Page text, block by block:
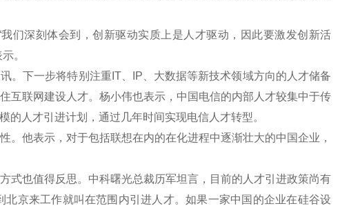
深刻体会到，创新驱动实质上是人才驱动，因此要激发创新活
。
下一步将特别注重IT、IP、大数据等新技术领域方向的人才储备
互联网建设人才。杨小伟也表示，中国电信的内部人才较集中于传
人才引进计划，通过几年时间实现电信人才转型。
他表示，对于包括联想在内的在化进程中逐渐壮大的中国企业，
也值得反思。中科曙光总裁历军坦言，目前的人才引进政策尚有
京来工作就叫在范围内引进人才。如果一家中国的企业在硅谷设